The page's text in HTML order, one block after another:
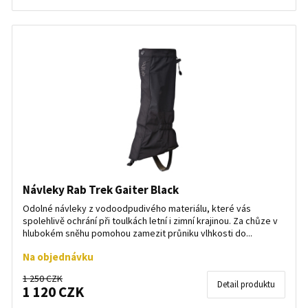
Návleky Rab Trek Gaiter Black
Odolné návleky z vodoodpudivého materiálu, které vás
spolehlivě ochrání při toulkách letní i zimní krajinou. Za chůze v
hlubokém sněhu pomohou zamezit průniku vlhkosti do...
Na objednávku
1 250 CZK
1 120 CZK Detail produktu